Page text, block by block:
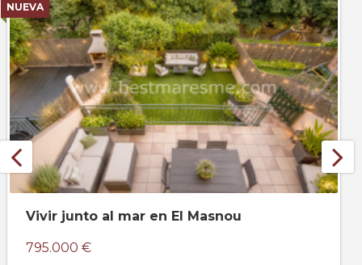
NUEVA
Vivir junto al mar en El Masnou
795.000 €